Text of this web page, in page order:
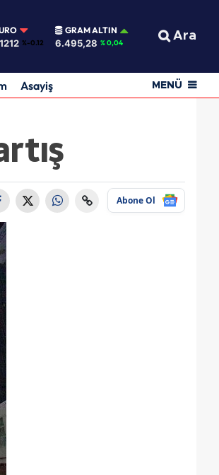
%-0.12
GRAM ALTIN
6.495,28 % 0,04 Ara
Asayiş MENÜ
Abone Ol